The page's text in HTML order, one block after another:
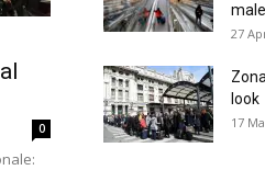
0
male
27
look
17